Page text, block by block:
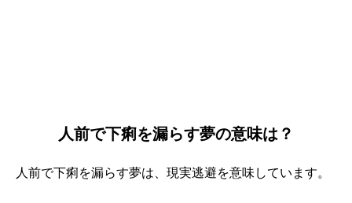
人前で下痢を漏らす夢の意味は？
人前で下痢を漏らす夢は、現実逃避を意味しています。